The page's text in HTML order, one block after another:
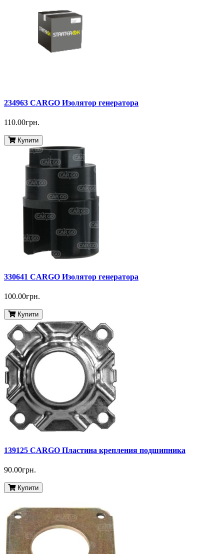
234963 CARGO Изолятор генератора
110.00грн.
Купити
330641 CARGO Изолятор генератора
100.00грн.
Купити
139125 CARGO Пластина крепления подшипника
90.00грн.
Купити